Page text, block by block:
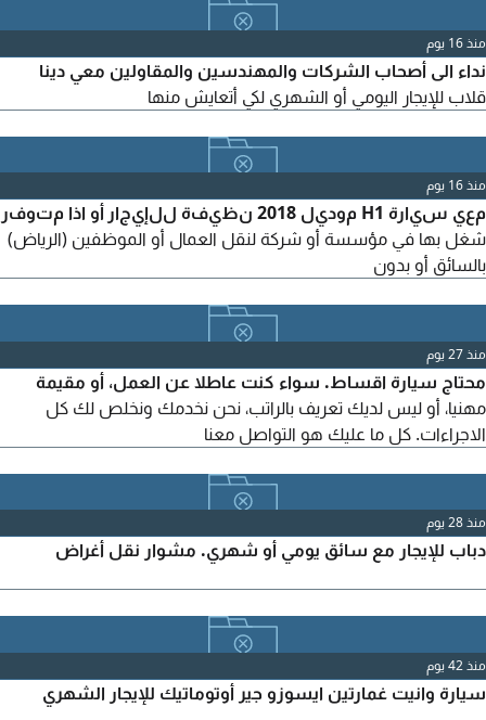
منذ 16 يوم
نداء الى أصحاب الشركات والمهندسين والمقاولين معي دينا
قلاب للإيجار اليومي أو الشهري لكي أتعايش منها
منذ 16 يوم
معي سيارة H1 موديل 2018 نظيفة للإيجار أو اذا متوفر
شغل بها في مؤسسة أو شركة لنقل العمال أو الموظفين (الرياض)
بالسائق أو بدون
منذ 27 يوم
محتاج سيارة اقساط. سواء كنت عاطلا عن العمل، أو مقيمة
مهنيا، أو ليس لديك تعريف بالراتب، نحن نخدمك ونخلص لك كل
الاجراءات. كل ما عليك هو التواصل معنا
منذ 28 يوم
دباب للإيجار مع سائق يومي أو شهري. مشوار نقل أغراض
منذ 42 يوم
سيارة وانيت غمارتين ايسوزو جير أوتوماتيك للإيجار الشهري